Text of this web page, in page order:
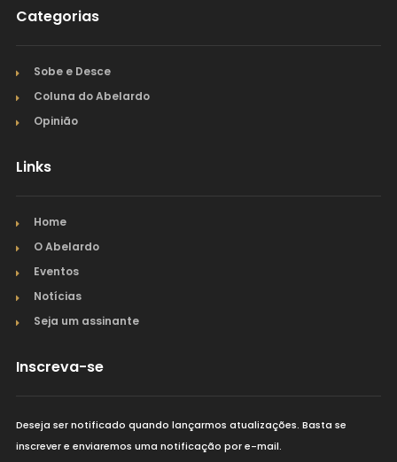
Categorias
Sobe e Desce
Coluna do Abelardo
Opinião
Links
Home
O Abelardo
Eventos
Notícias
Seja um assinante
Inscreva-se
Deseja ser notificado quando lançarmos atualizações. Basta se
inscrever e enviaremos uma notificação por e-mail.